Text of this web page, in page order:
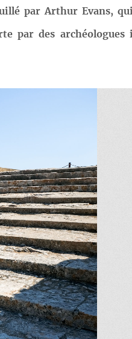
par Arthur Evans,
par des archéologues